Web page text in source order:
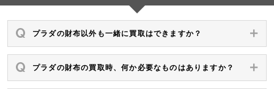
プラダの財布以外も一緒に買取はできますか？
プラダの財布の買取時、何か必要なものはありますか？